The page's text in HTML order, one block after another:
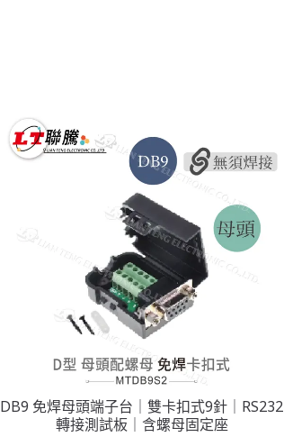
DB9 免焊母頭端子台｜雙卡扣式9針｜RS232
轉接測試板｜含螺母固定座